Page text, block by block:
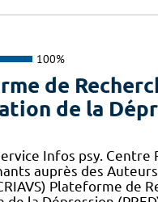
100%
de
de la
Infos psy. Centre
auprès des
Plateforme de